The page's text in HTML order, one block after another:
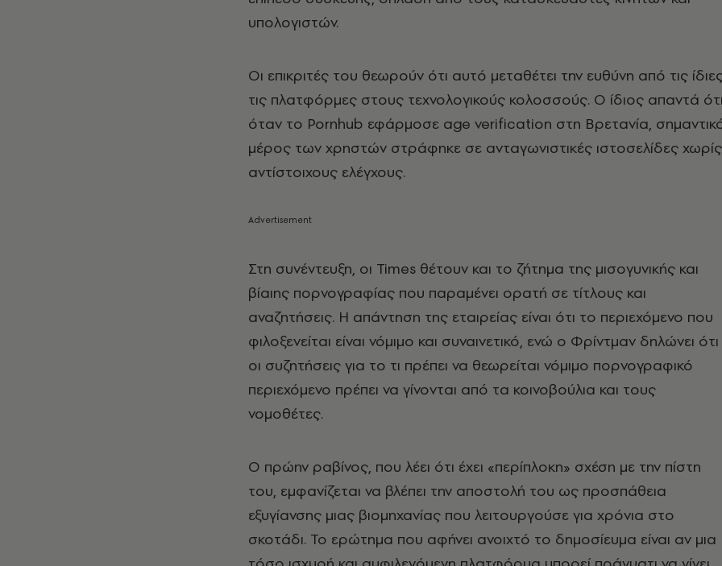
υπολογιστών.
Οι επικριτές του θεωρούν ότι αυτό μεταθέτει την ευθύνη από τις
τις πλατφόρμες στους τεχνολογικούς κολοσσούς. Ο ίδιος απαντά
όταν το Pornhub εφάρμοσε age verification στη Βρετανία,
μέρος των χρηστών στράφηκε σε ανταγωνιστικές ιστοσελίδες χωρίς
αντίστοιχους ελέγχους.
Στη συνέντευξη, οι Times θέτουν και το ζήτημα της μισογυνικής και
βίαιης πορνογραφίας που παραμένει ορατή σε τίτλους και
αναζητήσεις. Η απάντηση της εταιρείας είναι ότι το περιεχόμενο που
φιλοξενείται είναι νόμιμο και συναινετικό, ενώ ο Φρίντμαν δηλώνει ότι
οι συζητήσεις για το τι πρέπει να θεωρείται νόμιμο πορνογραφικό
περιεχόμενο πρέπει να γίνονται από τα κοινοβούλια και τους
νομοθέτες.
Ο πρώην ραβίνος, που λέει ότι έχει «περίπλοκη» σχέση με την πίστη
του, εμφανίζεται να βλέπει την αποστολή του ως προσπάθεια
εξυγίανσης μιας βιομηχανίας που λειτουργούσε για χρόνια στο
σκοτάδι. Το ερώτημα που αφήνει ανοιχτό το δημοσίευμα είναι αν μια